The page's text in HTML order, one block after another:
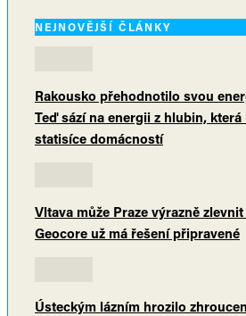
NEJNOVĚJŠÍ ČLÁNKY
Rakousko přehodnotilo svou
Teď sází na energii z hlubin, která
statisíce domácností
Vltava může Praze výrazně
Geocore už má řešení připravené
Ústeckým lázním hrozilo